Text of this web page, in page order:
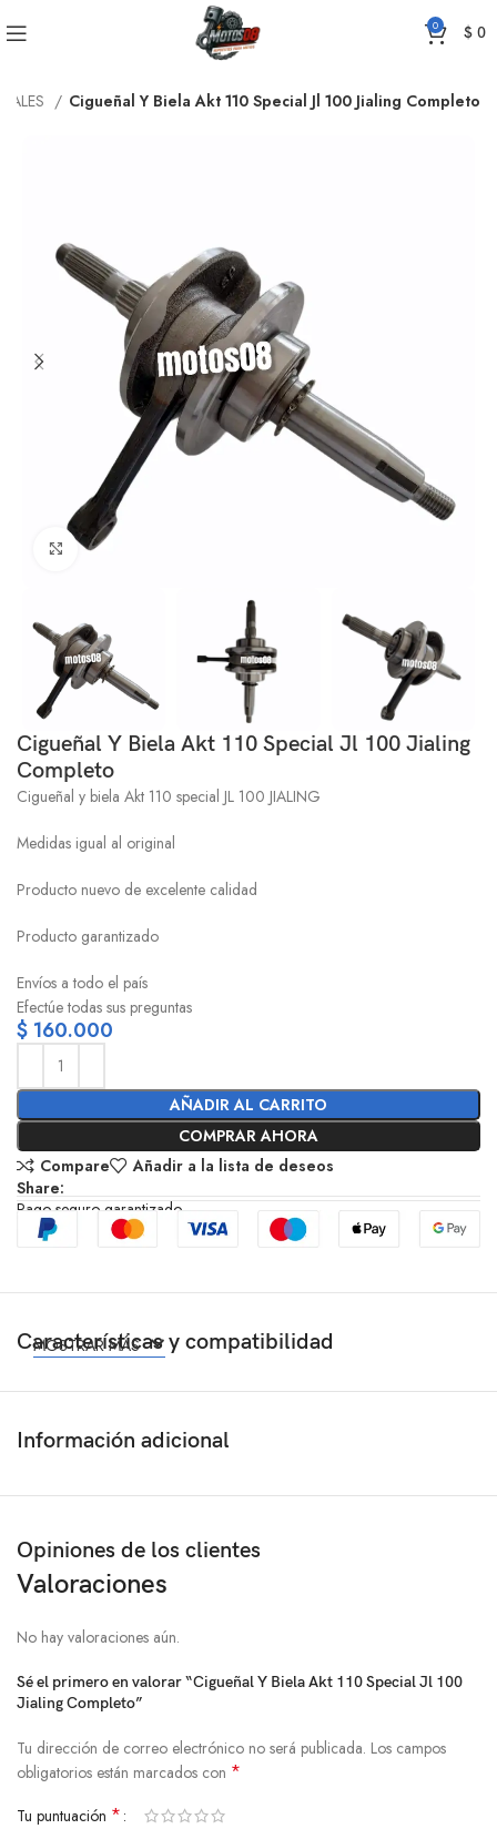
0 $0
Cigueñal Y Biela Akt 110 Special Jl 100 Jialing Completo
Click to enlarge
Cigueñal Y Biela Akt 110 Special Jl 100 Jialing
Completo
Cigueñal y biela Akt 110 special JL 100 JIALING
Medidas igual al original
Producto nuevo de excelente calidad
Producto garantizado
Envíos a todo el país
Efectúe todas sus preguntas
$ 160.000
AÑADIR AL CARRITO
COMPRAR AHORA
Compare
Añadir a la lista de deseos
Share:
Pago seguro garantizado
Características y compatibilidad
MOSTRAR MÁS
Información adicional
Opiniones de los clientes
Valoraciones
No hay valoraciones aún.
Sé el primero en valorar “Cigueñal Y Biela Akt 110 Special Jl 100
Jialing Completo”
Tu dirección de correo electrónico no será publicada. Los campos
obligatorios están marcados con *
Tu puntuación *